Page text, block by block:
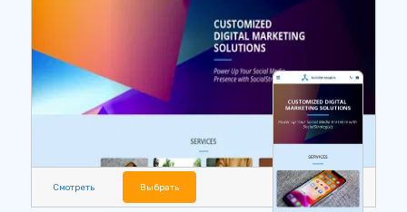
Смотреть Выбрать